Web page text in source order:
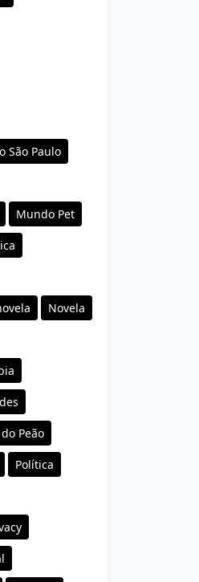
São Paulo
Mundo Pet
Novela
Peão
Política